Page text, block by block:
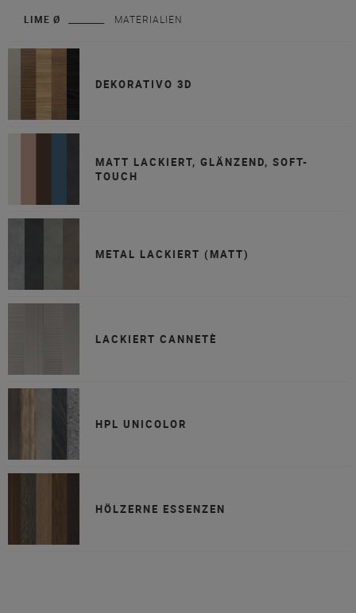
LIME Ø MATERIALIEN
DEKORATIVO 3D
MATT LACKIERT, GLÄNZEND, SOFT-
TOUCH
METAL LACKIERT (MATT)
LACKIERT CANNETÈ
HPL UNICOLOR
HÖLZERNE ESSENZEN